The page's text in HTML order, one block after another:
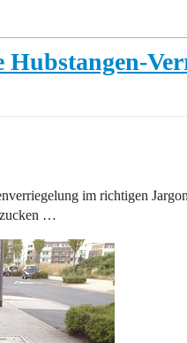
Hubstangen-
im richtigen
…